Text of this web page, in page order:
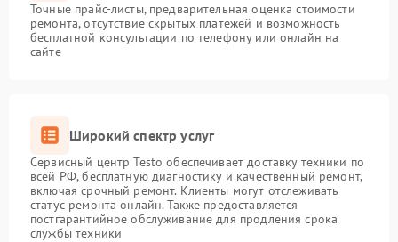
Точные прайс-листы, предварительная оценка стоимости
ремонта, отсутствие скрытых платежей и возможность
бесплатной консультации по телефону или онлайн на
сайте
Широкий спектр услуг
Сервисный центр Testo обеспечивает доставку техники по
всей РФ, бесплатную диагностику и качественный ремонт,
включая срочный ремонт. Клиенты могут отслеживать
статус ремонта онлайн. Также предоставляется
постгарантийное обслуживание для продления срока
службы техники